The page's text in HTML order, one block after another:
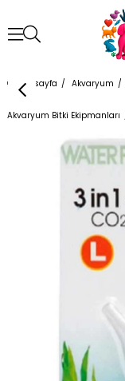
Anasayfa Akvaryum
Akvaryum Bitki Ekipmanları